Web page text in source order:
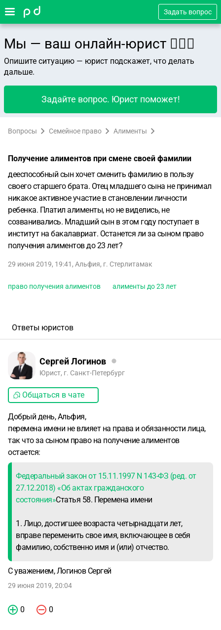
Задать вопрос
Мы — ваш онлайн-юрист 👨🏻‍⚖️
Опишите ситуацию — юрист подскажет, что делать
дальше.
Задайте вопрос. Юрист поможет!
Вопросы Семейное право Алименты
Получение алиментов при смене своей фамилии
дееспособный сын хочет сменить фамилию в пользу
своего старшего брата. Отец младшего сына не принимал
никакое активное участие в становлении личности
ребенка. Платил алименты, но не виделись, не
созванивались. Младший сын в этом году поступает в
институт на бакалавриат. Останется ли за сыном право
получения алиментов до 23 лет?
29 июня 2019, 19:41 , Альфия, г. Стерлитамак
право получения алиментов алименты до 23 лет
Ответы юристов
Сергей Логинов
Юрист, г. Санкт-Петербург
Общаться в чате
Добрый день, Альфия,
перемена имени не влияет на права и обязанности лица,
так что за сыном право на получение алиментов
остается:
Федеральный закон от 15.11.1997 N 143-ФЗ (ред. от
27.12.2018) «Об актах гражданского
состояния»Статья 58. Перемена имени
1. Лицо, достигшее возраста четырнадцати лет,
вправе переменить свое имя, включающее в себя
фамилию, собственно имя и (или) отчество.
С уважением, Логинов Сергей
29 июня 2019, 20:04
0 0